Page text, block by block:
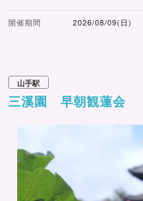
開催期間 2026/08/09(日)
山手駅
三溪園 早朝観蓮会